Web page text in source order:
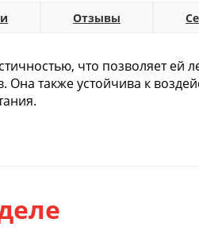
Отзывы
что позволяет ей
также устойчива к